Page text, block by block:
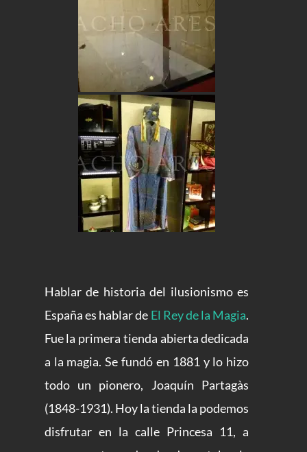
Hablar de historia del ilusionismo es
España es hablar de El Rey de la Magia.
Fue la primera tienda abierta dedicada
a la magia. Se fundó en 1881 y lo hizo
todo un pionero, Joaquín Partagàs
(1848-1931). Hoy la tienda la podemos
disfrutar en la calle Princesa 11, a